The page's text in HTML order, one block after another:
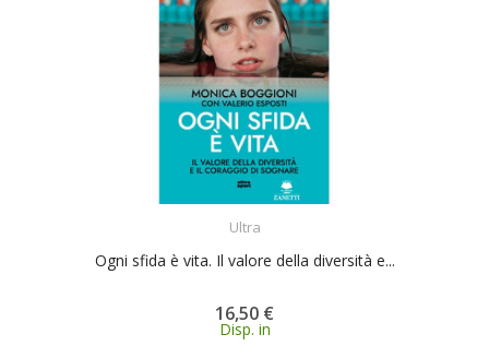
Ultra
Ogni sfida è vita. Il valore della diversità e...
16,50 €
Disp. in